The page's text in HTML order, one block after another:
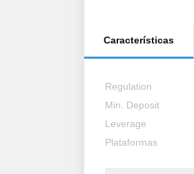
Características
Regulation
Min. Deposit
Leverage
Plataformas